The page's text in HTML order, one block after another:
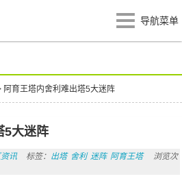
导航菜单
阿育王塔内舍利难出塔5大迷阵
5大迷阵
讯 标签： 出塔 舍利 迷阵 阿育王塔
浏览次